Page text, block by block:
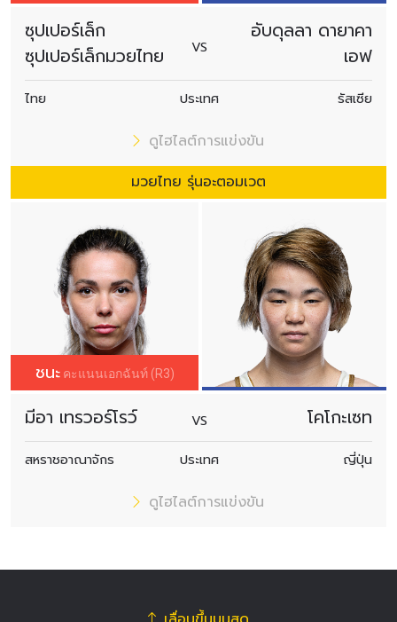
ซุปเปอร์เล็ก
ซุปเปอร์เล็กมวยไทย
VS
อับดุลลา ดายาคา
เอฟ
ไทย ประเทศ รัสเซีย
ดูไฮไลต์การแข่งขัน
มวยไทย รุ่นอะตอมเวต
ชนะ คะแนนเอกฉันท์ (R3)
มีอา เทรวอร์โรว์ VS โคโกะเซท
สหราชอาณาจักร ประเทศ ญี่ปุ่น
ดูไฮไลต์การแข่งขัน